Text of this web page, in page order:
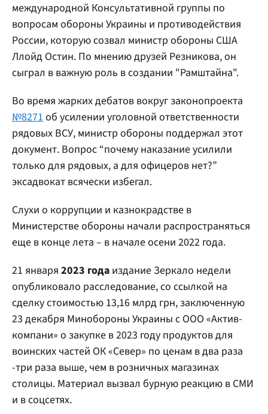
международной Консультативной группы по
вопросам обороны Украины и противодействия
России, которую созвал министр обороны США
Ллойд Остин. По мнению друзей Резникова, он
сыграл в важную роль в создании "Рамштайна".
Во время жарких дебатов вокруг законопроекта
№8271об усилении уголовной ответственности
рядовых ВСУ, министр обороны поддержал этот
документ. Вопрос “почему наказание усилили
только для рядовых, а для офицеров нет?”
эксадвокат всячески избегал.
Слухи о коррупции и казнокрадстве в
Министерстве обороны начали распространяться
еще в конце лета – в начале осени 2022 года.
21 января 2023 года издание Зеркало недели
опубликовало расследование, со ссылкой на
сделку стоимостью 13,16 млрд грн, заключенную
23 декабря Минобороны Украины с ООО «Актив-
компани» о закупке в 2023 году продуктов для
воинских частей ОК «Север» по ценам в два раза
-три раза выше, чем в розничных магазинах
столицы. Материал вызвал бурную реакцию в СМИ
и в соцсетях.